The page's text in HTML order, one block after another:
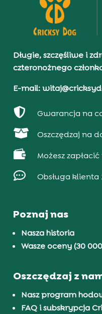
Długie, szczęśliwe i
czteronożnego
E-mail:
 Gwarancja na
 Oszczędzaj na
 Możesz
 Obsługa klienta
Poznaj nas
Nasza historia
Wasze oceny (30
Oszczędzaj z
Nasz program
FAQ i subskrypcja